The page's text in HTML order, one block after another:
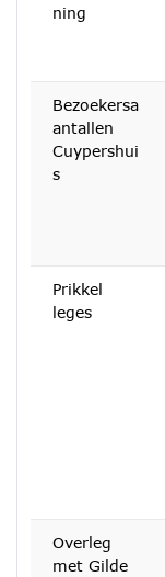
ning
Bezoekersa
antallen
Cuypershui
s
Prikkel
leges
Overleg
met Gilde